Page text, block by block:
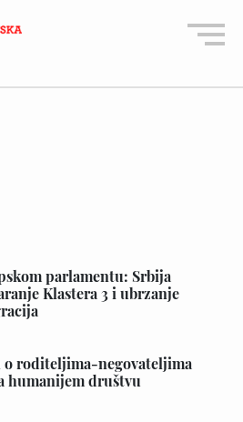
parlamentu: Srbija
Klastera 3 i ubrzanje
o roditeljima-negovateljima
humanijem društvu